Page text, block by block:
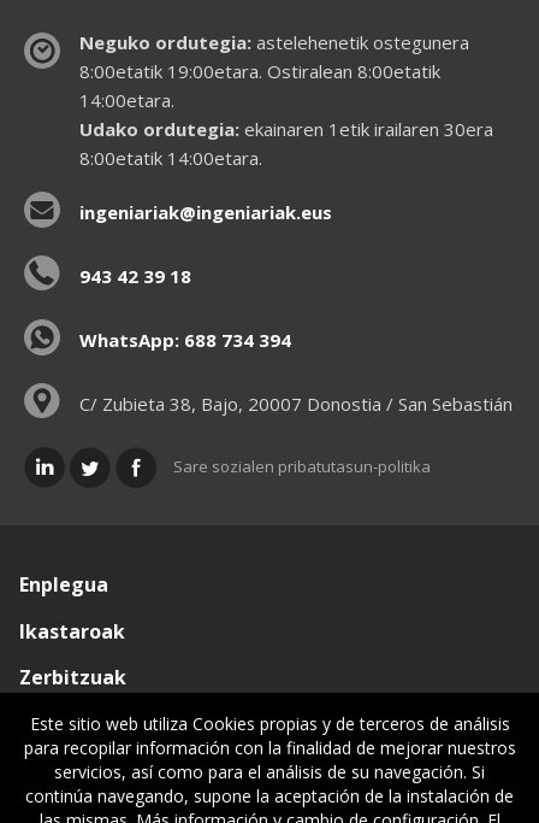
Neguko ordutegia:astelehenetik ostegunera
8:00etatik 19:00etara. Ostiralean 8:00etatik
14:00etara.
Udako ordutegia:ekainaren 1etik irailaren 30era
8:00etatik 14:00etara.
ingeniariak@ingeniariak.eus
943 42 39 18
WhatsApp: 688 734 394
C/ Zubieta 38, Bajo, 20007 Donostia / San Sebastián
Sare sozialen pribatutasun-politika
Enplegua
Ikastaroak
Zerbitzuak
Elkargoa
Oniritziak
Lehiatila Bakarra
Este sitio web utiliza Cookies propias y de terceros de análisis
para recopilar información con la finalidad de mejorar nuestros
servicios, así como para el análisis de su navegación. Si
continúa navegando, supone la aceptación de la instalación de